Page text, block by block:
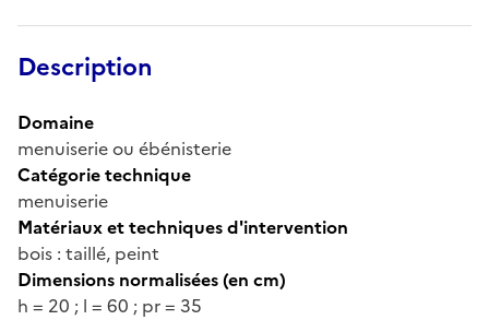
Description
Domaine
menuiserie ou ébénisterie
Catégorie technique
menuiserie
Matériaux et techniques d'intervention
bois : taillé, peint
Dimensions normalisées (en cm)
h = 20 ; l = 60 ; pr = 35